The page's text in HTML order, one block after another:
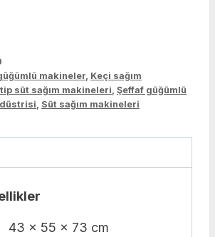
makineler, Keçi sağım
süt sağım makineleri, Şeffaf güğümlü
, Süt sağım makineleri
43 x 55 x 73 cm